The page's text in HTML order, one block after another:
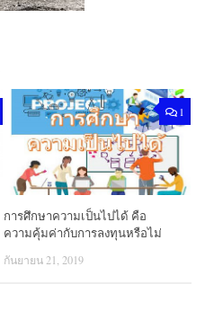
1
การศึกษาความเป็นไปได้ คือ
ความคุ้มค่ากับการลงทุนหรือไม่
กันยายน 21, 2019